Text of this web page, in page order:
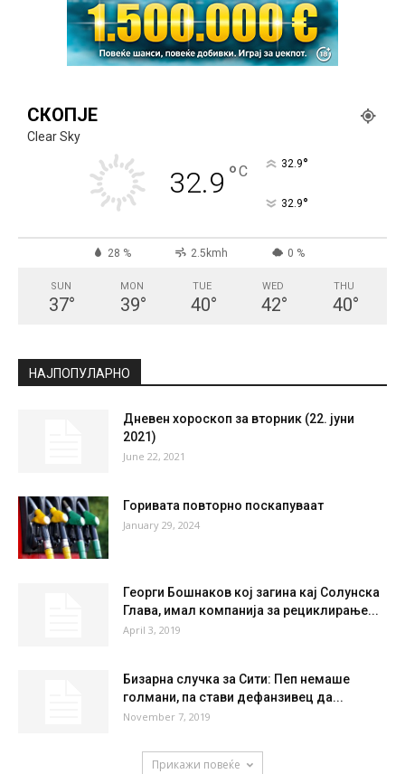
СКОПЈЕ
Clear Sky
32.9 °C 32.9°
32.9°
28 % 2.5kmh 0 %
SUN
37°
MON
39°
TUE
40°
WED
42°
THU
40°
НАЈПОПУЛАРНО
Дневен хороскоп за вторник (22. јуни
2021)
June 22, 2021
Горивата повторно поскапуваат
January 29, 2024
Георги Бошнаков кој загина кај Солунска
Глава, имал компанија за рециклирање...
April 3, 2019
Бизарна случка за Сити: Пеп немаше
голмани, па стави дефанзивец да...
November 7, 2019
Прикажи повеќе